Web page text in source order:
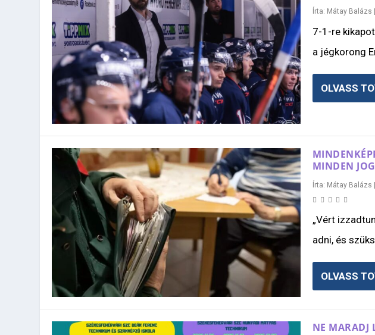
Írta: Mátay Balázs
7-1-re
a jégkorong
OLVASS
MINDEN
Írta: Mátay Balázs |
„Vért
adni, és
OLVASS
NE MARADJ